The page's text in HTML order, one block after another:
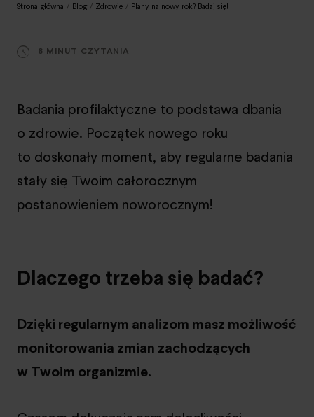
Strona główna / Blog / Zdrowie / Plany na nowy rok? Badaj się!
6 MINUT CZYTANIA
Badania profilaktyczne to podstawa dbania
o zdrowie. Początek nowego roku
to doskonały moment, aby regularne badania
stały się Twoim całorocznym
postanowieniem noworocznym!
Dlaczego trzeba się badać?
Dzięki regularnym analizom masz możliwość
monitorowania zmian zachodzących
w Twoim organizmie.